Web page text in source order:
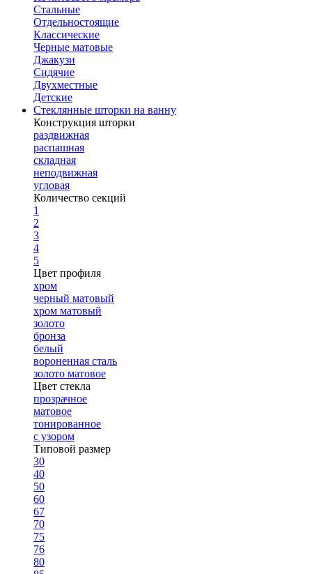
Стальные
Отдельностоящие
Классические
Черные матовые
Джакузи
Сидячие
Двухместные
Детские
Стеклянные шторки на ванну
Конструкция шторки
раздвижная
распашная
складная
неподвижная
угловая
Количество секций
1
2
3
4
5
Цвет профиля
хром
черный матовый
хром матовый
золото
бронза
белый
вороненная сталь
золото матовое
Цвет стекла
прозрачное
матовое
тонированное
с узором
Типовой размер
30
40
50
60
67
70
75
76
80